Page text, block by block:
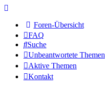
Foren-Übersicht
FAQ
Suche
Unbeantwortete Themen
Aktive Themen
Kontakt